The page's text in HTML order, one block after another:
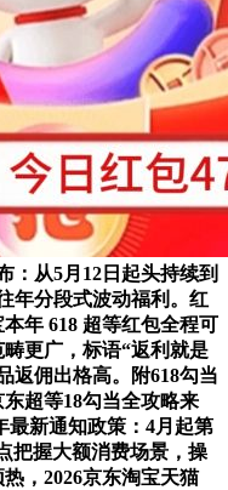
：从5月12日起头持续到
年分段式波动福利。红
年 618 超等红包全程可
更广，标语“返利就是
返佣出格高。附618勾当
超等18勾当全攻略来
最新通知政策：4月起第
把握大额消费场景，操
，2026京东淘宝天猫